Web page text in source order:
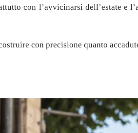
con l’avvicinarsi dell’estate e
con precisione quanto